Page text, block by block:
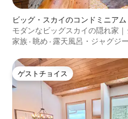
ビッグ・スカイのコンドミニアム
モダンなビッグスカイの隠れ家
家族 · 眺め · 露天風呂・ジャグジー
ゲストチョイス
ゲストチョイス